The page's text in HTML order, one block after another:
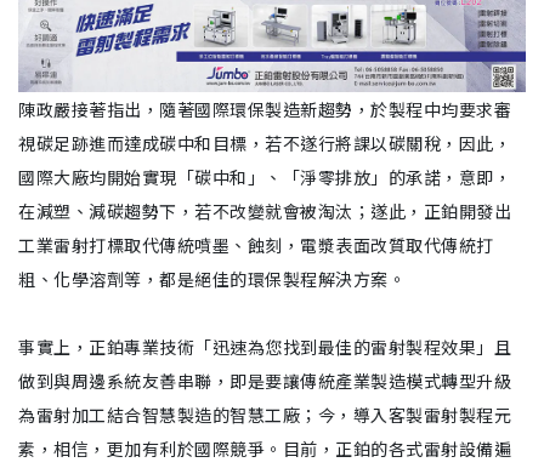
陳政嚴接著指出，隨著國際環保製造新趨勢，於製程中均要求審
視碳足跡進而達成碳中和目標，若不遂行將課以碳關稅，因此，
國際大廠均開始實現「碳中和」、「淨零排放」的承諾，意即，
在減塑、減碳趨勢下，若不改變就會被淘汰；遂此，正鉑開發出
工業雷射打標取代傳統噴墨、蝕刻，電漿表面改質取代傳統打
粗、化學溶劑等，都是絕佳的環保製程解決方案。
事實上，正鉑專業技術「迅速為您找到最佳的雷射製程效果」且
做到與周邊系統友善串聯，即是要讓傳統產業製造模式轉型升級
為雷射加工結合智慧製造的智慧工廠；今，導入客製雷射製程元
素，相信，更加有利於國際競爭。目前，正鉑的各式雷射設備遍